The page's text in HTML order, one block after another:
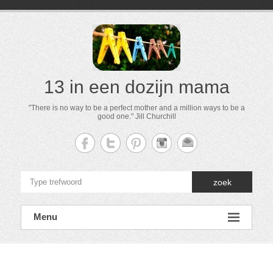
13 in een dozijn mama
"There is no way to be a perfect mother and a million ways to be a
good one." Jill Churchill
zoek
Menu